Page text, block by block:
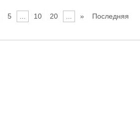
5 10 20 »
Последняя